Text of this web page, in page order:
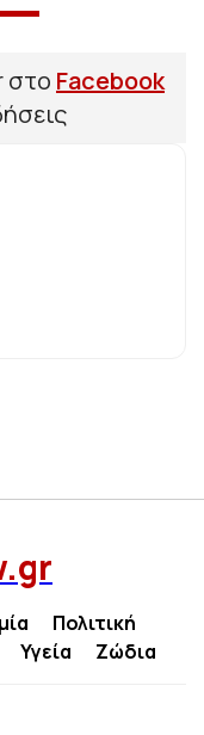
στο Facebook
Πολιτική
Υγεία Ζώδια